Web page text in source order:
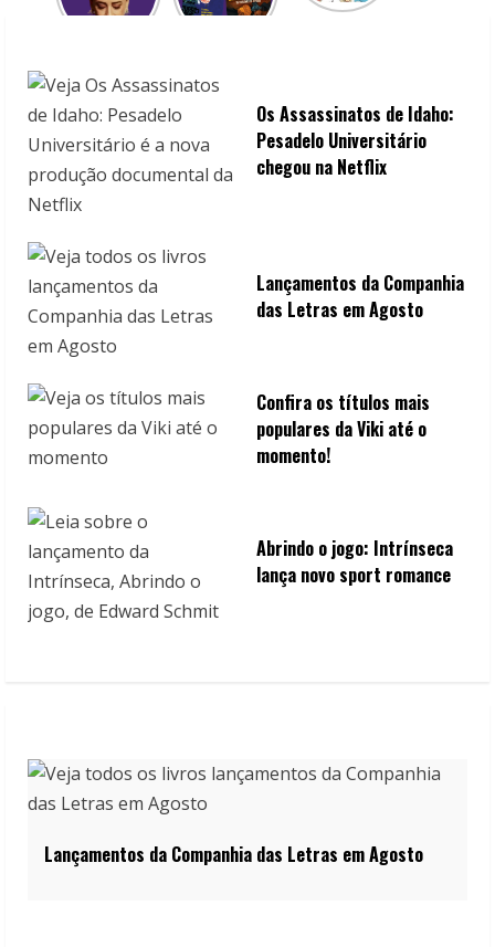
Os Assassinatos de Idaho:
Pesadelo Universitário
chegou na Netflix
Lançamentos da Companhia
das Letras em Agosto
Confira os títulos mais
populares da Viki até o
momento!
Abrindo o jogo: Intrínseca
lança novo sport romance
Lançamentos da Companhia das Letras em Agosto